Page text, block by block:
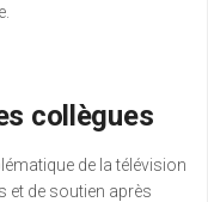
collègues
de la télévision
et de soutien après